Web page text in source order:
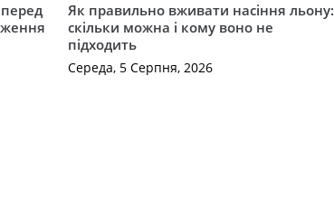
Як правильно вживати насіння льону:
скільки можна і кому воно не
підходить
Середа, 5 Серпня, 2026